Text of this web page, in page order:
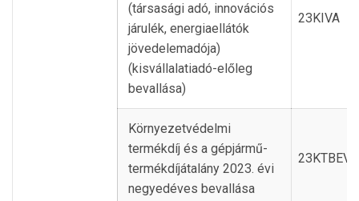
(társasági adó, innovációs
járulék, energiaellátók
jövedelemadója)
(kisvállalatiadó-előleg
bevallása)
23KIVA
Környezetvédelmi
termékdíj és a gépjármű-
termékdíjátalány 2023. évi
negyedéves bevallása
23KTBEV